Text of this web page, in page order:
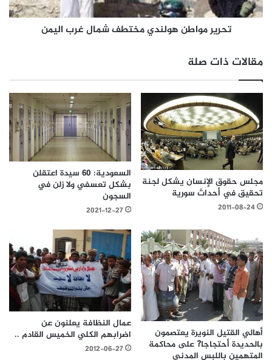
تحرير مواطن هولندي مختطف شمال غرب اليمن
مقالات ذات صلة
مجلس حقوق الإنسان يشكل لجنة
تحقيق في أحداث سورية
2011-08-24
السعودية: 60 سيدة اعتقلن
بشكل تعسفي ولا زلن في
السجون
2021-12-27
أهالي القتيل النويرة يعتصمون
بالحديدة أحتجاجا?َ على محاكمة
المتهمين باللبس المدني
عمال النظافة يعلنون عن
اضرابهم الكلي الخميس القادم ..
2012-06-27